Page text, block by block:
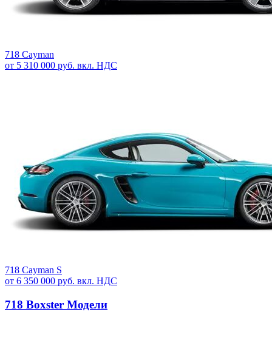
718 Cayman
от 5 310 000 руб. вкл. НДС
718 Cayman S
от 6 350 000 руб. вкл. НДС
718 Boxster Модели